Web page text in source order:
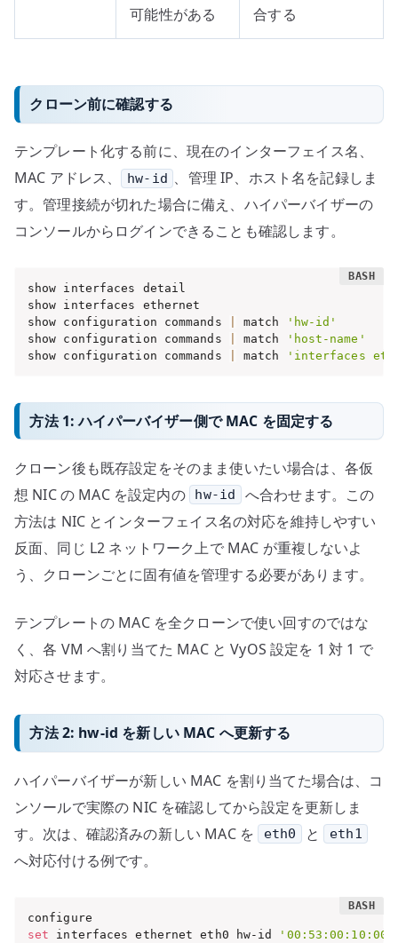
可能性がある 合する
クローン前に確認する
テンプレート化する前に、現在のインターフェイス名、
MAC アドレス、
hw-id 、管理 IP、ホスト名を記録しま
す。管理接続が切れた場合に備え、ハイパーバイザーの
コンソールからログインできることも確認します。
show interfaces detail
show interfaces ethernet
show configuration commands
match
'hw-id'
show configuration commands
match
'host-name'
show configuration commands
match 'interfaces
方法 1: ハイパーバイザー側で MAC を固定する
クローン後も既存設定をそのまま使いたい場合は、各仮
想 NIC の MAC を設定内の
hw-id
へ合わせます。この
方法は NIC とインターフェイス名の対応を維持しやすい
反面、同じ L2 ネットワーク上で MAC が重複しないよ
う、クローンごとに固有値を管理する必要があります。
テンプレートの MAC を全クローンで使い回すのではな
く、各 VM へ割り当てた MAC と VyOS 設定を 1 対 1 で
対応させます。
方法 2: hw-id を新しい MAC へ更新する
ハイパーバイザーが新しい MAC を割り当てた場合は、コ
ンソールで実際の NIC を確認してから設定を更新しま
す。次は、確認済みの新しい MAC を
eth0 と eth1
へ対応付ける例です。
set interfaces ethernet eth0 hw-id